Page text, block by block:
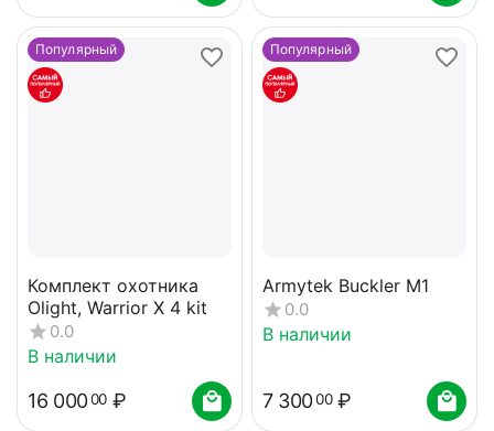
Популярный
Комплект охотника
Olight, Warrior X 4 kit
0.0
В наличии
16 00000 ₽
Популярный
Armytek Buckler M1
0.0
В наличии
7 30000 ₽